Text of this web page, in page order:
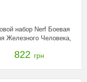
набор Nerf Боевая
Железного Человека,
822 грн